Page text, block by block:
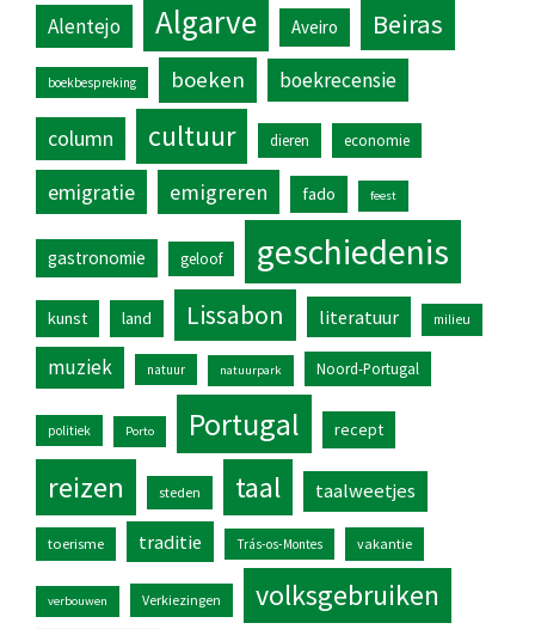
Alentejo Algarve Aveiro Beiras
boekbespreking boeken boekrecensie
column cultuur dieren economie
emigratie emigreren fado feest
gastronomie geloof geschiedenis
kunst land Lissabon literatuur milieu
muziek natuur natuurpark Noord-Portugal
politiek Porto Portugal recept
reizen steden taal taalweetjes
toerisme traditie Trás-os-Montes vakantie
verbouwen Verkiezingen volksgebruiken